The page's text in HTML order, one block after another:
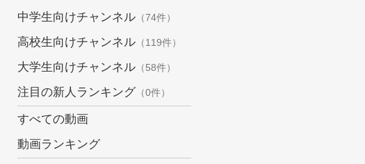
中学生向けチャンネル （74件）
高校生向けチャンネル （119件）
大学生向けチャンネル （58件）
注目の新人ランキング （0件）
すべての動画
動画ランキング